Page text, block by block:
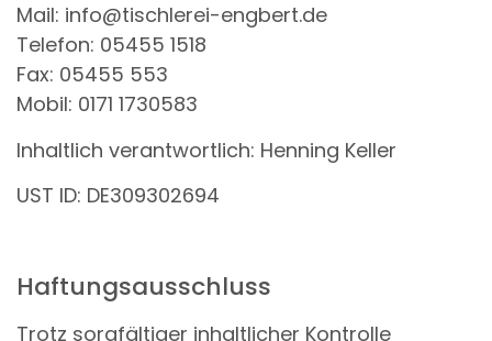
Mail: info@tischlerei-engbert.de
Telefon: 05455 1518
Fax: 05455 553
Mobil: 0171 1730583
Inhaltlich verantwortlich: Henning Keller
UST ID: DE309302694
Haftungsausschluss
Trotz sorgfältiger inhaltlicher Kontrolle